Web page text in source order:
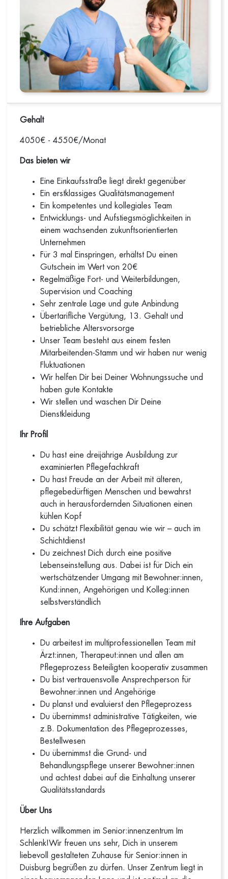
Gehalt
4050€ - 4550€/Monat
Das bieten wir
Eine Einkaufsstraße liegt direkt gegenüber
Ein erstklassiges Qualitätsmanagement
Ein kompetentes und kollegiales Team
Entwicklungs- und Aufstiegsmöglichkeiten in
einem wachsenden zukunftsorientierten
Unternehmen
Für 3 mal Einspringen, erhältst Du einen
Gutschein im Wert von 20€
Regelmäßige Fort- und Weiterbildungen,
Supervision und Coaching
Sehr zentrale Lage und gute Anbindung
Übertarifliche Vergütung, 13. Gehalt und
betriebliche Altersvorsorge
Unser Team besteht aus einem festen
Mitarbeitenden-Stamm und wir haben nur wenig
Fluktuationen
Wir helfen Dir bei Deiner Wohnungssuche und
haben gute Kontakte
Wir stellen und waschen Dir Deine
Dienstkleidung
Ihr Profil
Du hast eine dreijährige Ausbildung zur
examinierten Pflegefachkraft
Du hast Freude an der Arbeit mit älteren,
pflegebedürftigen Menschen und bewahrst
auch in herausfordernden Situationen einen
kühlen Kopf
Du schätzt Flexibilität genau wie wir – auch im
Schichtdienst
Du zeichnest Dich durch eine positive
Lebenseinstellung aus. Dabei ist für Dich ein
wertschätzender Umgang mit Bewohner:innen,
Kund:innen, Angehörigen und Kolleg:innen
selbstverständlich
Ihre Aufgaben
Du arbeitest im multiprofessionellen Team mit
Ärzt:innen, Therapeut:innen und allen am
Pflegeprozess Beteiligten kooperativ zusammen
Du bist vertrauensvolle Ansprechperson für
Bewohner:innen und Angehörige
Du planst und evaluierst den Pflegeprozess
Du übernimmst administrative Tätigkeiten, wie
z.B. Dokumentation des Pflegeprozesses,
Bestellwesen
Du übernimmst die Grund- und
Behandlungspflege unserer Bewohner:innen
und achtest dabei auf die Einhaltung unserer
Qualitätsstandards
Über Uns
Herzlich willkommen im Senior:innenzentrum Im
Schlenk!Wir freuen uns sehr, Dich in unserem
liebevoll gestalteten Zuhause für Senior:innen in
Duisburg begrüßen zu dürfen. Unser Zentrum liegt in